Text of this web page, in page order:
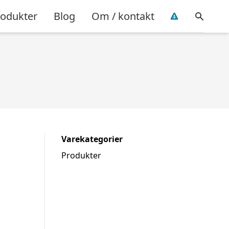
Blog Om / kontakt
Varekategorier
Produkter